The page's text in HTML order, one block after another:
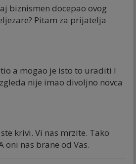
biznismen docepao ovog
Pitam za prijatelja
a mogao je isto to uraditi I
nije imao divoljno novca
krivi. Vi nas mrzite. Tako
oni nas brane od Vas.